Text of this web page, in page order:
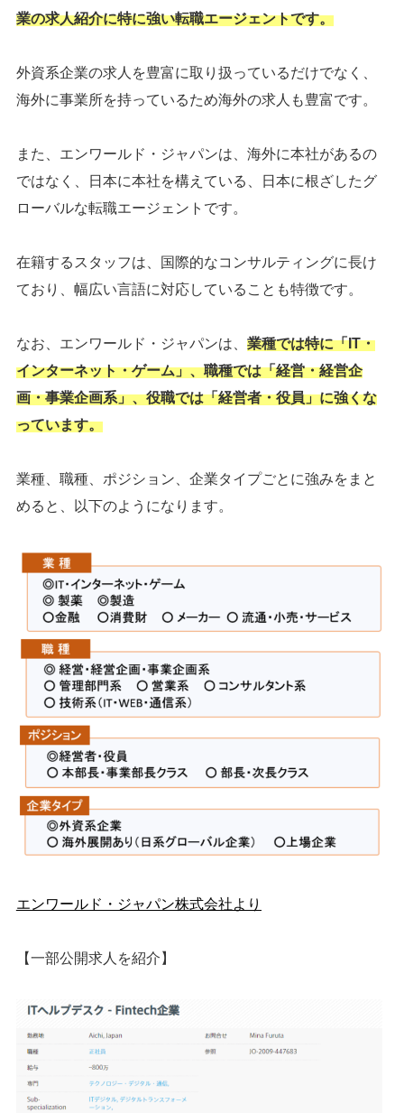
業の求人紹介に特に強い転職エージェントです。
外資系企業の求人を豊富に取り扱っているだけでなく、
海外に事業所を持っているため海外の求人も豊富です。
また、エンワールド・ジャパンは、海外に本社があるの
ではなく、日本に本社を構えている、日本に根ざしたグ
ローバルな転職エージェントです。
在籍するスタッフは、国際的なコンサルティングに長け
ており、幅広い言語に対応していることも特徴です。
なお、エンワールド・ジャパンは、 業種では特に「IT・
インターネット・ゲーム」、職種では「経営・経営企
画・事業企画系」、役職では「経営者・役員」に強くな
っています。
業種、職種、ポジション、企業タイプごとに強みをまと
めると、以下のようになります。
エンワールド・ジャパン株式会社より
【一部公開求人を紹介】